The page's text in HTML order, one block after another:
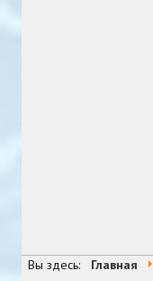
Вы здесь: Главная